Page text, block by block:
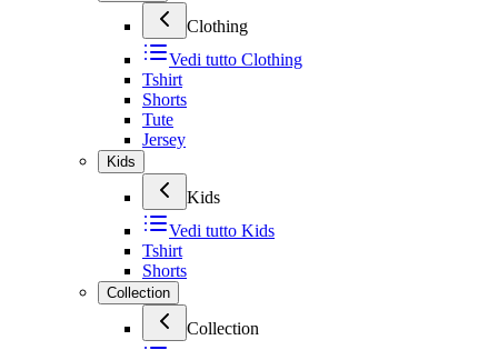
Clothing
Vedi tutto Clothing
Tshirt
Shorts
Tute
Jersey
Kids
Kids
Vedi tutto Kids
Tshirt
Shorts
Collection
Collection